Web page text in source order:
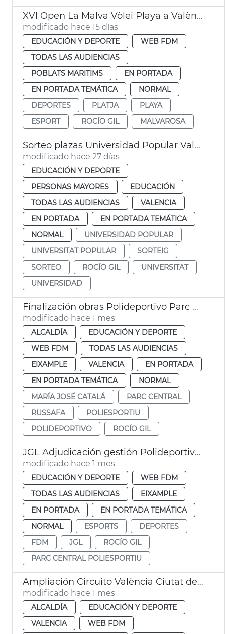
XVI Open La Malva Vòlei Playa a València
modificado hace 15 días
EDUCACIÓN Y DEPORTE
WEB FDM
TODAS LAS AUDIENCIAS
POBLATS MARITIMS
EN PORTADA
EN PORTADA TEMÁTICA
NORMAL
DEPORTES
PLATJA
PLAYA
ESPORT
ROCÍO GIL MALVAROSA
Sorteo plazas Universidad Popular València
modificado hace 27 días
EDUCACIÓN Y DEPORTE
PERSONAS MAYORES
EDUCACIÓN
TODAS LAS AUDIENCIAS
VALENCIA
EN PORTADA
EN PORTADA TEMÁTICA
NORMAL
UNIVERSIDAD POPULAR
UNIVERSITAT POPULAR
SORTEIG
SORTEO
ROCÍO GIL
UNIVERSITAT
UNIVERSIDAD
Finalización obras Polideportivo Parc Central València
modificado hace 1 mes
ALCALDÍA
EDUCACIÓN Y DEPORTE
WEB FDM
TODAS LAS AUDIENCIAS
EIXAMPLE
VALENCIA
EN PORTADA
EN PORTADA TEMÁTICA
NORMAL
MARÍA JOSÉ CATALÁ
PARC CENTRAL
RUSSAFA
POLIESPORTIU
POLIDEPORTIVO
ROCÍO GIL
JGL Adjudicación gestión Polideportivo Parc Central
modificado hace 1 mes
EDUCACIÓN Y DEPORTE
WEB FDM
TODAS LAS AUDIENCIAS
EIXAMPLE
EN PORTADA
EN PORTADA TEMÁTICA
NORMAL
ESPORTS
DEPORTES
FDM
JGL
ROCÍO GIL
PARC CENTRAL POLIESPORTIU
Ampliación Circuito València Ciutat del Running
modificado hace 1 mes
ALCALDÍA
EDUCACIÓN Y DEPORTE
VALENCIA
WEB FDM